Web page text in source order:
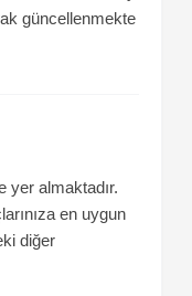
güncellenmekte
yer almaktadır.
en uygun
diğer